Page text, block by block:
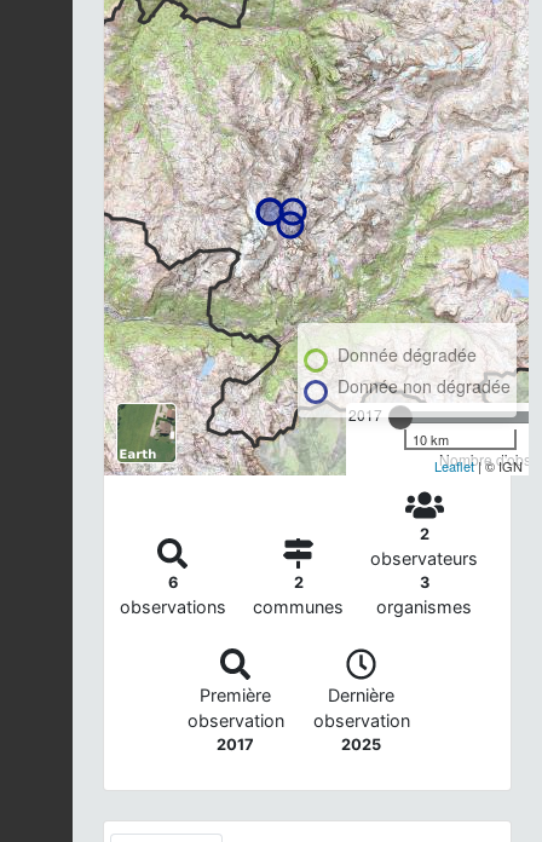
2017
Nombre
Donnée dégradée
Donnée non dégradée
10 km
Leaflet| © IGN
6
observations
2
communes
2
observateurs
3
organismes
Première
observation
2017
Dernière
observation
2025